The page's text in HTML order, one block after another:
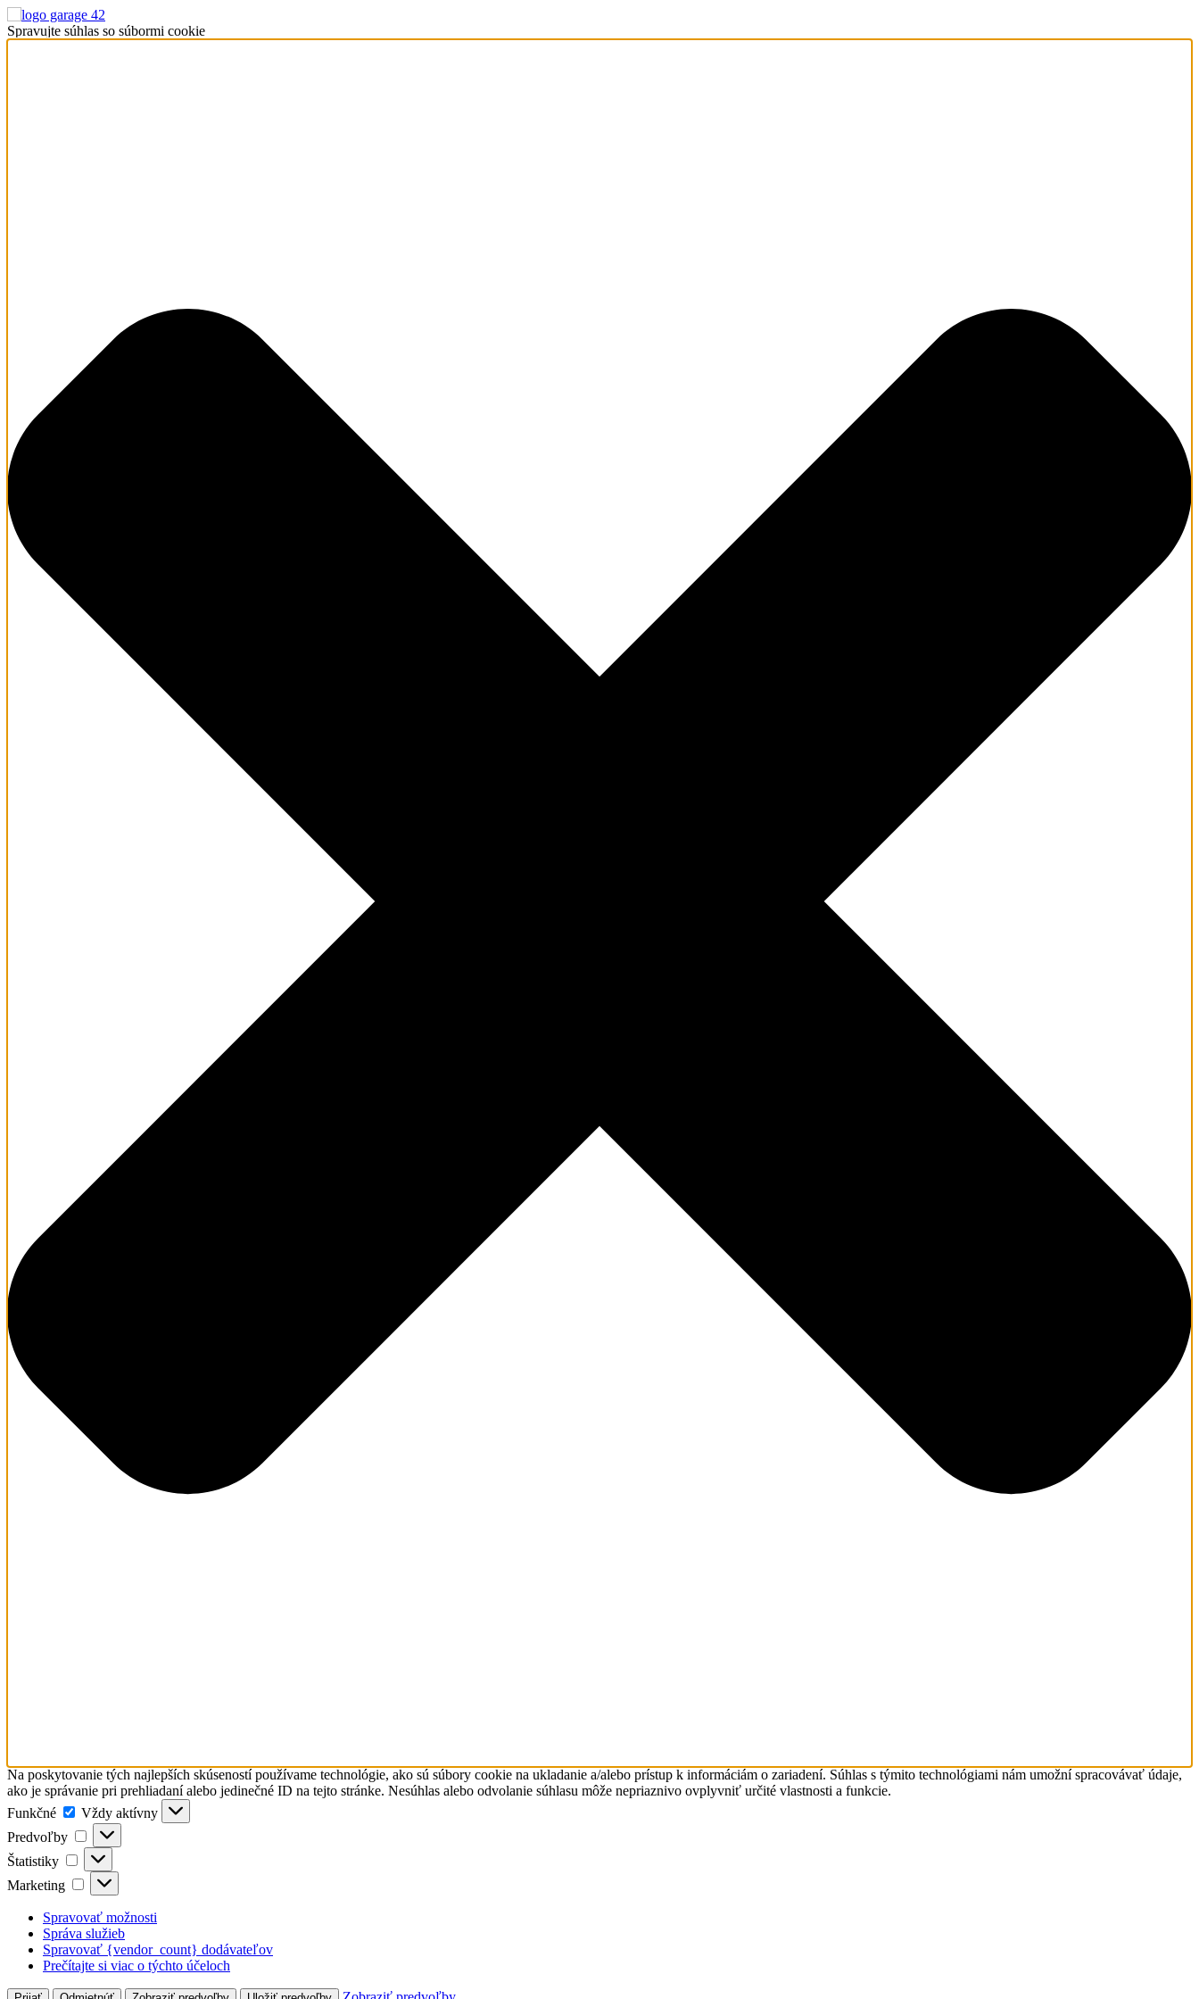
Spravujte súhlas so súbormi cookie
Na poskytovanie tých najlepších skúseností používame technológie, ako sú súbory cookie na ukladanie a/alebo prístup k informáciám o zariadení. Súhlas s týmito technológiami nám umožní spracovávať údaje,
ako je správanie pri prehliadaní alebo jedinečné ID na tejto stránke. Nesúhlas alebo odvolanie súhlasu môže nepriaznivo ovplyvniť určité vlastnosti a funkcie.
Funkčné
Funkčné
Vždy aktívny
Predvoľby
Predvoľby
Štatistiky Štatistiky
Marketing Marketing
Spravovať možnosti
Správa služieb
Spravovať {vendor_count} dodávateľov
Prečítajte si viac o týchto účeloch